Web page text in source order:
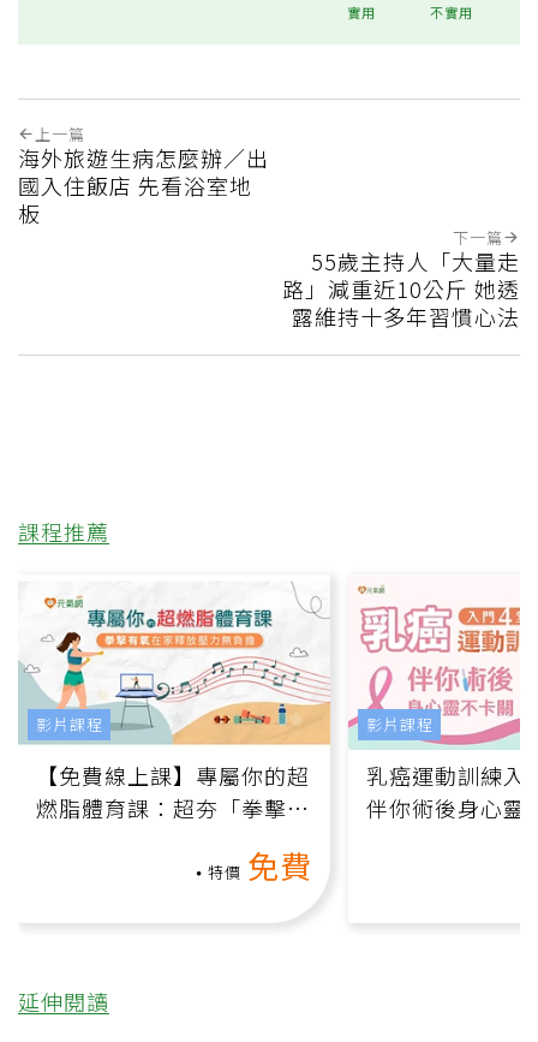
實用 不實用
上一篇
海外旅遊生病怎麼辦／出
國入住飯店 先看浴室地
板
下一篇
55歲主持人「大量走
路」減重近10公斤 她透
露維持十多年習慣心法
課程推薦
【免費線上課】專屬你的超
燃脂體育課：超夯「拳擊有
特價 免費
影片課程
乳癌運動訓練入
伴你術後身心靈
影片課程
延伸閱讀